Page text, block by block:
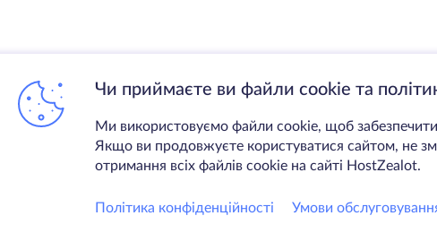
Чи приймаєте ви файли cookie та
Ми використовуємо файли cookie, щоб
Якщо ви продовжуєте користуватися сайтом, не
отримання всіх файлів cookie на сайті HostZealot.
Політика конфіденційності Умови